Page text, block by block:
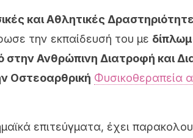
και Αθλητικές
την εκπαίδευσή του με
στην Ανθρώπινη Διατροφή και
Οστεοαρθρική Φυσικοθεραπεία
επιτεύγματα, έχει